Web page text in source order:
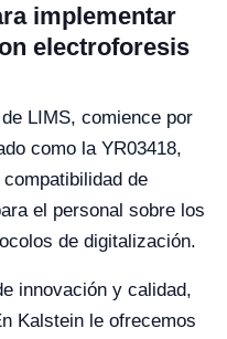
implementar
electroforesis
LIMS, comience por
como la YR03418,
de
el personal sobre los
de digitalización.
innovación y calidad,
Kalstein le ofrecemos